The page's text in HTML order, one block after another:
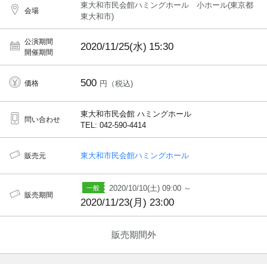
会場
東大和市民会館ハミングホール 小ホール(東京都
東大和市)
公演期間
開催期間
2020/11/25(水) 15:30
価格 500 円（税込)
問い合わせ
東大和市民会館 ハミングホール
TEL: 042-590-4414
販売元 東大和市民会館ハミングホール
販売期間
2020/10/10(土) 09:00 ～
2020/11/23(月) 23:00
販売期間外